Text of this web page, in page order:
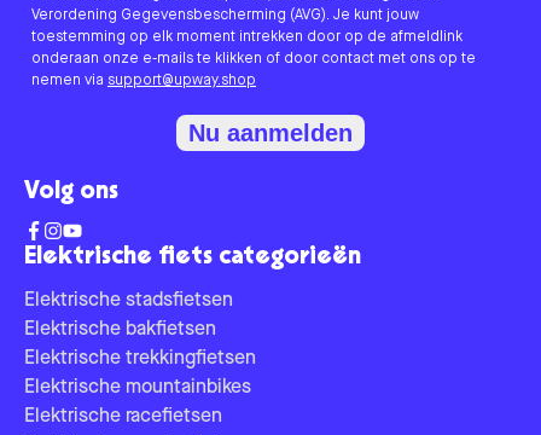
Elektrische fiets categorieën
Elektrische stadsfietsen
Elektrische bakfietsen
Elektrische trekkingfietsen
Elektrische mountainbikes
Elektrische racefietsen
Verordening Gegevensbescherming (AVG). Je kunt jouw
toestemming op elk moment intrekken door op de afmeldlink
onderaan onze e-mails te klikken of door contact met ons op te
nemen via support@upway.shop
Nu aanmelden
Volg ons